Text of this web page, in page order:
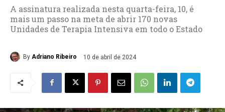
A assinatura realizada nesta quarta-feira, 10, é
mais um passo na meta de abrir 170 novas
Unidades de Terapia Intensiva em todo o Estado
By Adriano Ribeiro 10 de abril de 2024